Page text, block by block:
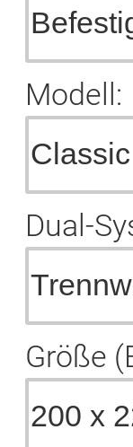
Modell:
Dual-
Größe